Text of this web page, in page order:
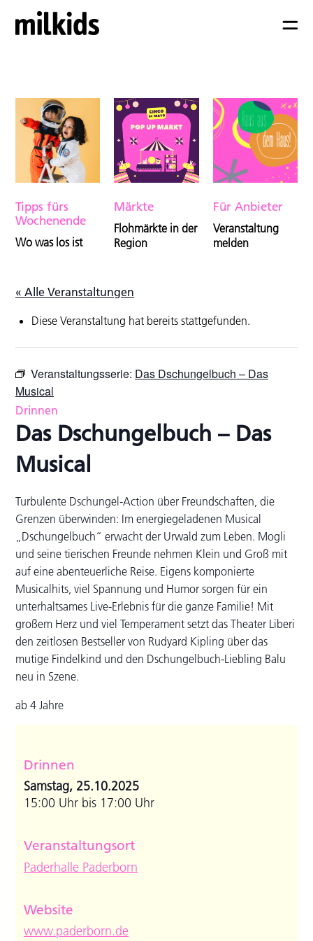
Tipps fürs
Wochenende
Wo was los ist
Märkte
Flohmärkte in der
Region
Für Anbieter
Veranstaltung
melden
« Alle Veranstaltungen
Diese Veranstaltung hat bereits stattgefunden.
Veranstaltungsserie: Das Dschungelbuch – Das
Musical
Drinnen
Das Dschungelbuch – Das
Musical
Turbulente Dschungel-Action über Freundschaften, die
Grenzen überwinden: Im energiegeladenen Musical
„Dschungelbuch“ erwacht der Urwald zum Leben. Mogli
und seine tierischen Freunde nehmen Klein und Groß mit
auf eine abenteuerliche Reise. Eigens komponierte
Musicalhits, viel Spannung und Humor sorgen für ein
unterhaltsames Live-Erlebnis für die ganze Familie! Mit
großem Herz und viel Temperament setzt das Theater Liberi
den zeitlosen Bestseller von Rudyard Kipling über das
mutige Findelkind und den Dschungelbuch-Liebling Balu
neu in Szene.
ab 4 Jahre
Drinnen
Samstag, 25.10.2025
15:00 Uhr bis 17:00 Uhr
Veranstaltungsort
Paderhalle Paderborn
Website
www.paderborn.de